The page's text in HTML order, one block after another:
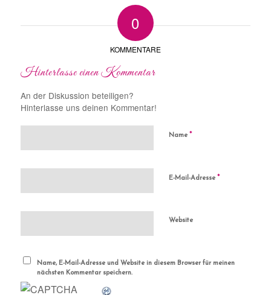
0
KOMMENTARE
Hinterlasse einen Kommentar
An der Diskussion beteiligen?
Hinterlasse uns deinen Kommentar!
Name *
E-Mail-Adresse *
Website
Name, E-Mail-Adresse und Website in diesem Browser für meinen
nächsten Kommentar speichern.